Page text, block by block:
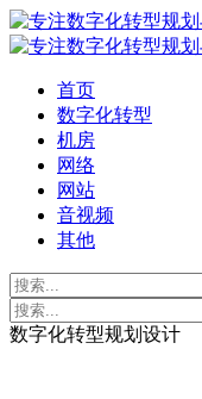
首页
数字化转型
机房
网络
网站
音视频
其他
数字化转型规划设计